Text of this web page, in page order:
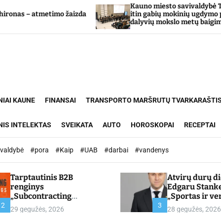
žaizda
Kauno miesto savivaldybė Tarpdisciplininio
itin gabių mokinių ugdymo programos
dalyvių mokslo metų baigimo šventė
KAUNE FINANSAI TRANSPORTO MARŠRUTŲ
INTELEKTAS SVEIKATA AUTO HOROSKOPAI RECEPTAI
#pora #Kaip #UAB #darbai #vandenys
2
Tarptautinis B2B
renginys
„Subcontracting
Meetings 2026“ –
chamber.lt
29 gegužės, 2026 3
Atvirų durų
Edgaru
„Sportas ir
partnerystės,
kuria vertę“ –
28 gegužės, 2026